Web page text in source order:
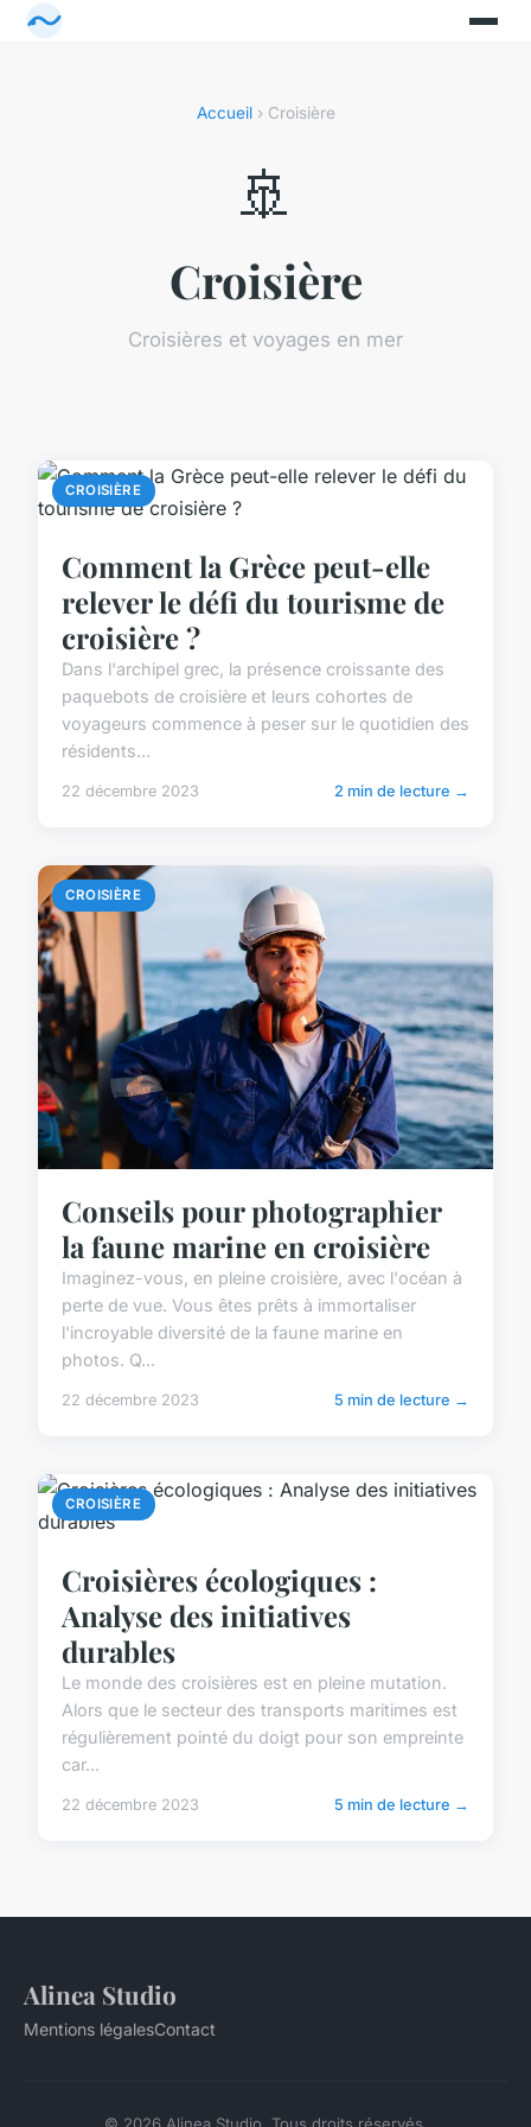
Accueil› Croisière
🚢
Croisière
Croisières et voyages en mer
CROISIÈRE
Comment la Grèce peut-elle
relever le défi du tourisme de
croisière ?
Dans l'archipel grec, la présence croissante des
paquebots de croisière et leurs cohortes de
voyageurs commence à peser sur le quotidien des
résidents...
22 décembre 2023 2 min de lecture →
CROISIÈRE
Conseils pour photographier
la faune marine en croisière
Imaginez-vous, en pleine croisière, avec l'océan à
perte de vue. Vous êtes prêts à immortaliser
l'incroyable diversité de la faune marine en
photos. Q...
22 décembre 2023 5 min de lecture →
CROISIÈRE
Croisières écologiques :
Analyse des initiatives
durables
Le monde des croisières est en pleine mutation.
Alors que le secteur des transports maritimes est
régulièrement pointé du doigt pour son empreinte
car...
22 décembre 2023 5 min de lecture →
Alinea Studio
Mentions légalesContact